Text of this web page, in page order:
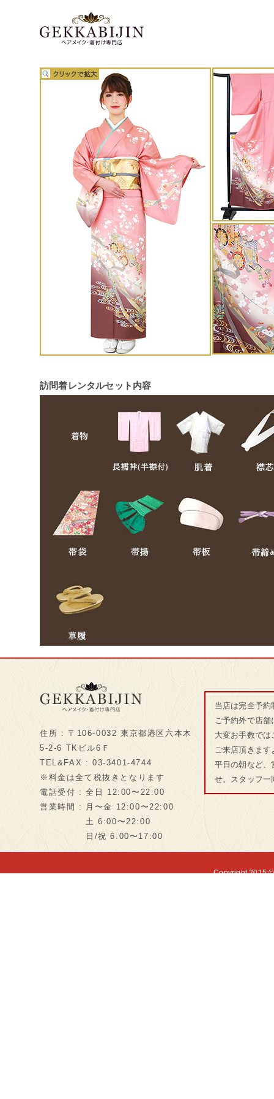
訪問着レンタルセット内容
住所 : 〒106-0032 東京都港区六本木
5-2-6 TKビル6Ｆ
TEL&FAX : 03-3401-4744
※料金は全て税抜きとなります
電話受付 : 全日 12:00〜22:00
営業時間 : 月〜金 12:00〜22:00
土 6:00〜22:00
日/祝 6:00〜17:00
当店は完全予
ご予約外で店
大変お手数で
ご来店頂きま
平日の朝など、
せ。スタッフ一
Copyright 2015